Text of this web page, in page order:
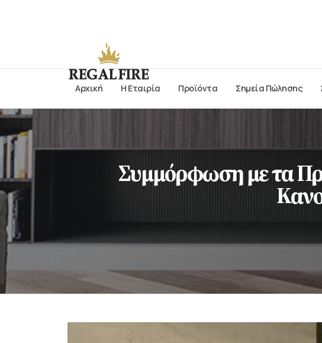
Αρχική Η Εταιρία Προϊόντα Σημεία Πώλησης
Συμμόρφωση με τα